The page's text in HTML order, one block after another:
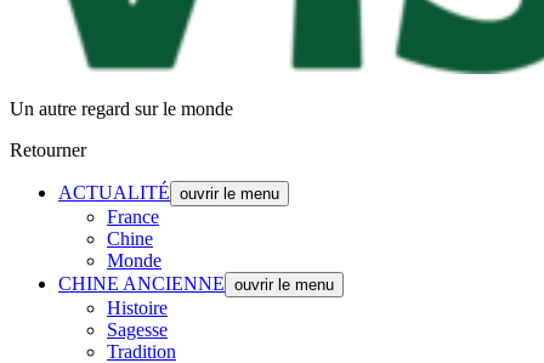
Un autre regard sur le monde
Retourner
ACTUALITÉ ouvrir le menu
France
Chine
Monde
CHINE ANCIENNE ouvrir le menu
Histoire
Sagesse
Tradition